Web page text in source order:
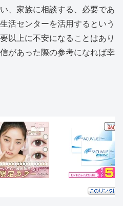
、家族に相談する、必要であ
活センターを活用するという
以上に不安になることはあり
があった際の参考になれば幸